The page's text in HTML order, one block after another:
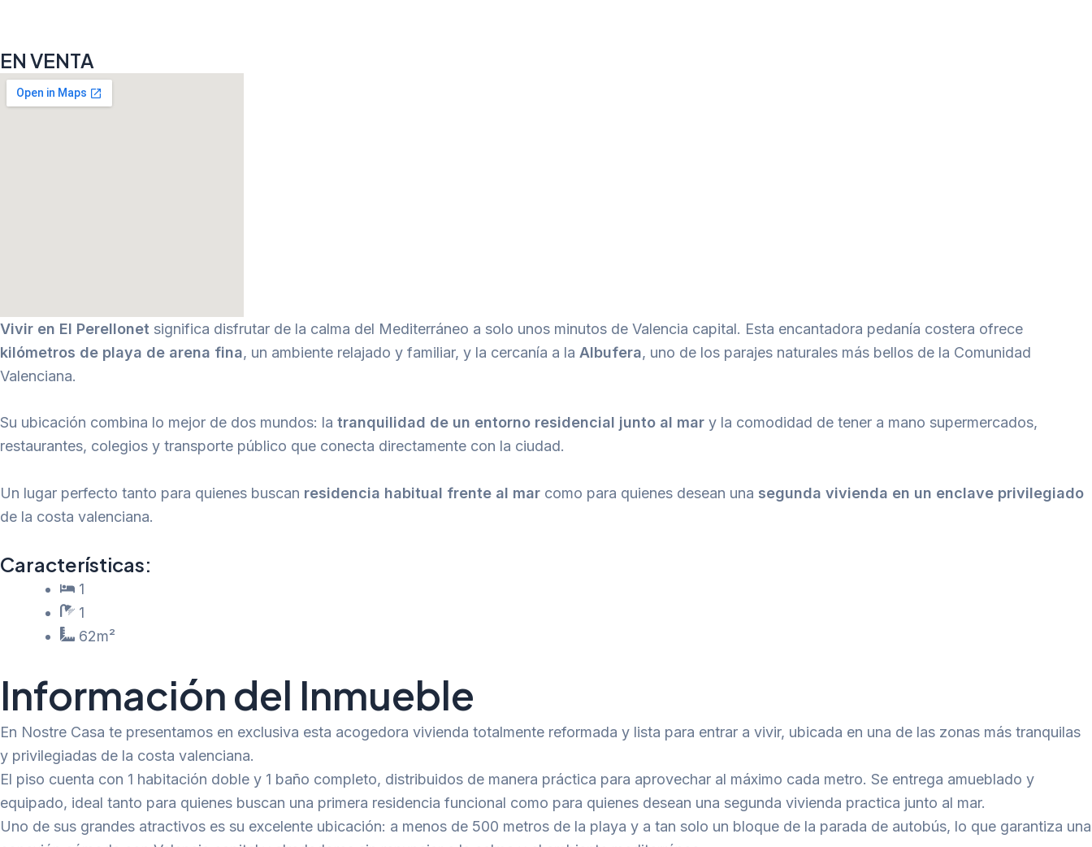
EN VENTA
Vivir en El Perellonet significa disfrutar de la calma del Mediterráneo a solo unos minutos de Valencia capital. Esta encantadora pedanía costera ofrece
kilómetros de playa de arena fina, un ambiente relajado y familiar, y la cercanía a la Albufera, uno de los parajes naturales más bellos de la Comunidad
Valenciana.
Su ubicación combina lo mejor de dos mundos: la tranquilidad de un entorno residencial junto al mar y la comodidad de tener a mano supermercados,
restaurantes, colegios y transporte público que conecta directamente con la ciudad.
Un lugar perfecto tanto para quienes buscan residencia habitual frente al mar como para quienes desean una segunda vivienda en un enclave privilegiado
de la costa valenciana.
Características:
1
1
62m²
Información del Inmueble
En Nostre Casa te presentamos en exclusiva esta acogedora vivienda totalmente reformada y lista para entrar a vivir, ubicada en una de las zonas más tranquilas
y privilegiadas de la costa valenciana.
El piso cuenta con 1 habitación doble y 1 baño completo, distribuidos de manera práctica para aprovechar al máximo cada metro. Se entrega amueblado y
equipado, ideal tanto para quienes buscan una primera residencia funcional como para quienes desean una segunda vivienda practica junto al mar.
Uno de sus grandes atractivos es su excelente ubicación: a menos de 500 metros de la playa y a tan solo un bloque de la parada de autobús, lo que garantiza una